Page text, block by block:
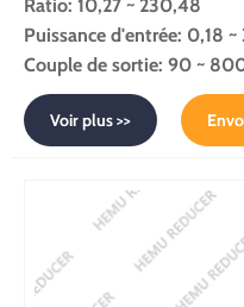
Ratio: 10,27 ~ 230,48
Puissance d'entrée: 0,18
Couple de sortie: 90 ~
Voir plus >>